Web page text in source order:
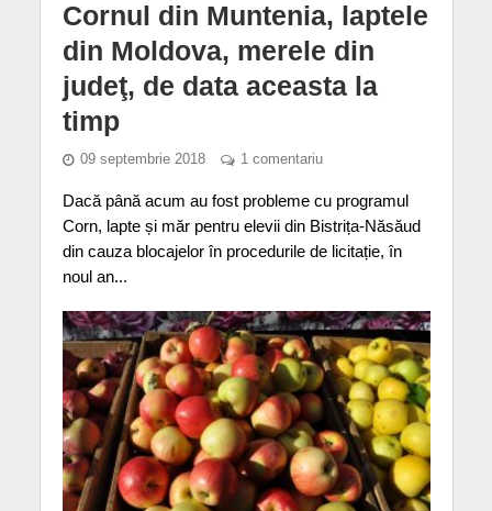
Cornul din Muntenia, laptele
din Moldova, merele din
judeţ, de data aceasta la
timp
09 septembrie 2018 1 comentariu
Dacă până acum au fost probleme cu programul
Corn, lapte și măr pentru elevii din Bistrița-Năsăud
din cauza blocajelor în procedurile de licitație, în
noul an...